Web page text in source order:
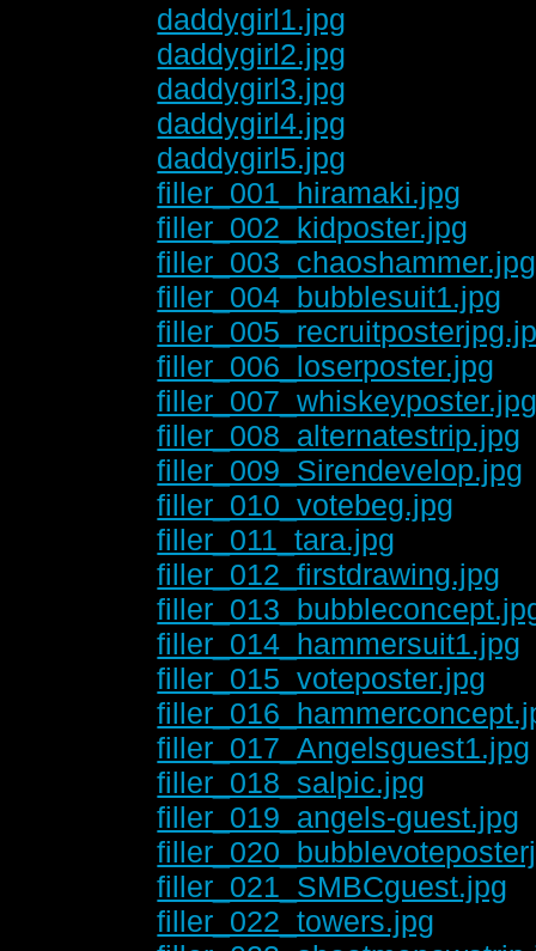
daddygirl1.jpg
daddygirl2.jpg
daddygirl3.jpg
daddygirl4.jpg
daddygirl5.jpg
filler_001_hiramaki.jpg
filler_002_kidposter.jpg
filler_003_chaoshammer.jpg
filler_004_bubblesuit1.jpg
filler_006_loserposter.jpg
filler_008_alternatestrip.jpg
filler_009_Sirendevelop.jpg
filler_010_votebeg.jpg
filler_011_tara.jpg
filler_012_firstdrawing.jpg
filler_014_hammersuit1.jpg
filler_015_voteposter.jpg
filler_017_Angelsguest1.jpg
filler_018_salpic.jpg
filler_019_angels-guest.jpg
filler_021_SMBCguest.jpg
filler_022_towers.jpg